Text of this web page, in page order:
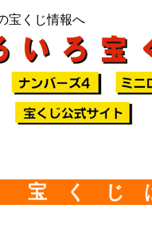
宝くじ情報へ
宝 く じ